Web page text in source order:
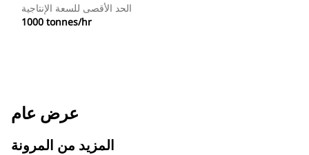
الحد الأقصى للسعة الإنتاجية
1000 tonnes/hr
عرض عام
المزيد من المرونة